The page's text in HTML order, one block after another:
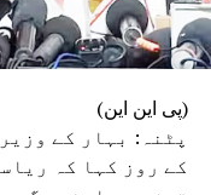
(پی این این)
پٹنہ: بہار کے
کے روز کہا کہ